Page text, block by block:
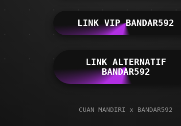
LINK VIP BANDAR592
LINK ALTERNATIF
BANDAR592
CUAN MANDIRI x BANDAR592